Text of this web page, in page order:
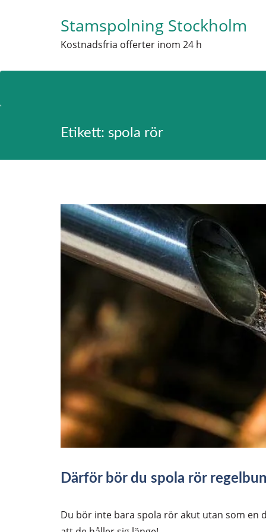
Stamspolning Stockholm
Kostnadsfria offerter inom 24 h
Etikett: spola rör
Därför bör du spola rör
Du bör inte bara spola rör akut utan som en